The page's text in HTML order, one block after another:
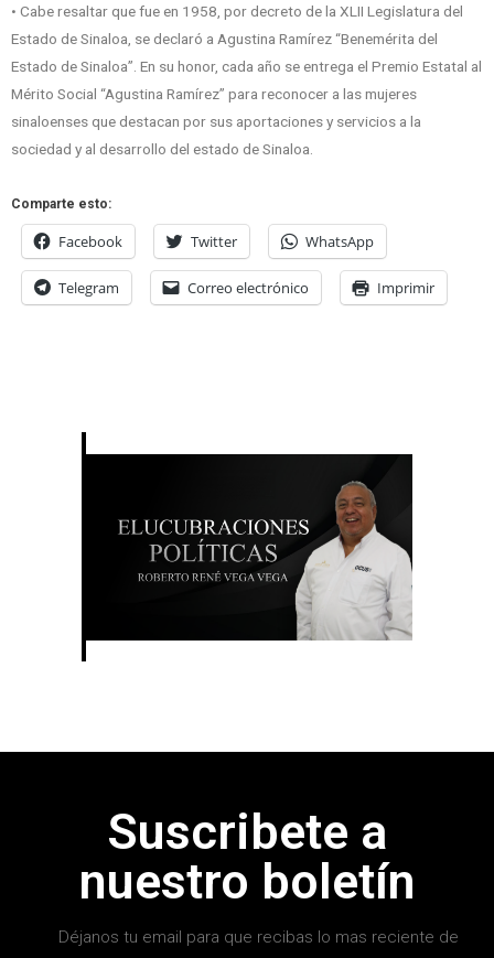
• Cabe resaltar que fue en 1958, por decreto de la XLII Legislatura del
Estado de Sinaloa, se declaró a Agustina Ramírez “Benemérita del
Estado de Sinaloa”. En su honor, cada año se entrega el Premio Estatal al
Mérito Social “Agustina Ramírez” para reconocer a las mujeres
sinaloenses que destacan por sus aportaciones y servicios a la
sociedad y al desarrollo del estado de Sinaloa.
Comparte esto:
Facebook Twitter WhatsApp
Telegram Correo electrónico Imprimir
Suscribete a
nuestro boletín
Déjanos tu email para que recibas lo mas reciente de